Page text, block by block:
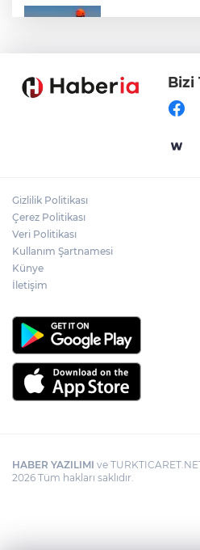
Samsun’da
Yapay zekada
Bizi
Gizlilik Politikası
Çerez Politikası
Veri Politikası
Kullanım Şartnamesi
Künye
İletişim
HABER YAZILIMI ve
2026 Tüm hakları saklıdır.